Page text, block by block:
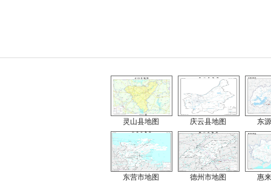
灵山县地图 庆云县地图 东
东营市地图 德州市地图 惠